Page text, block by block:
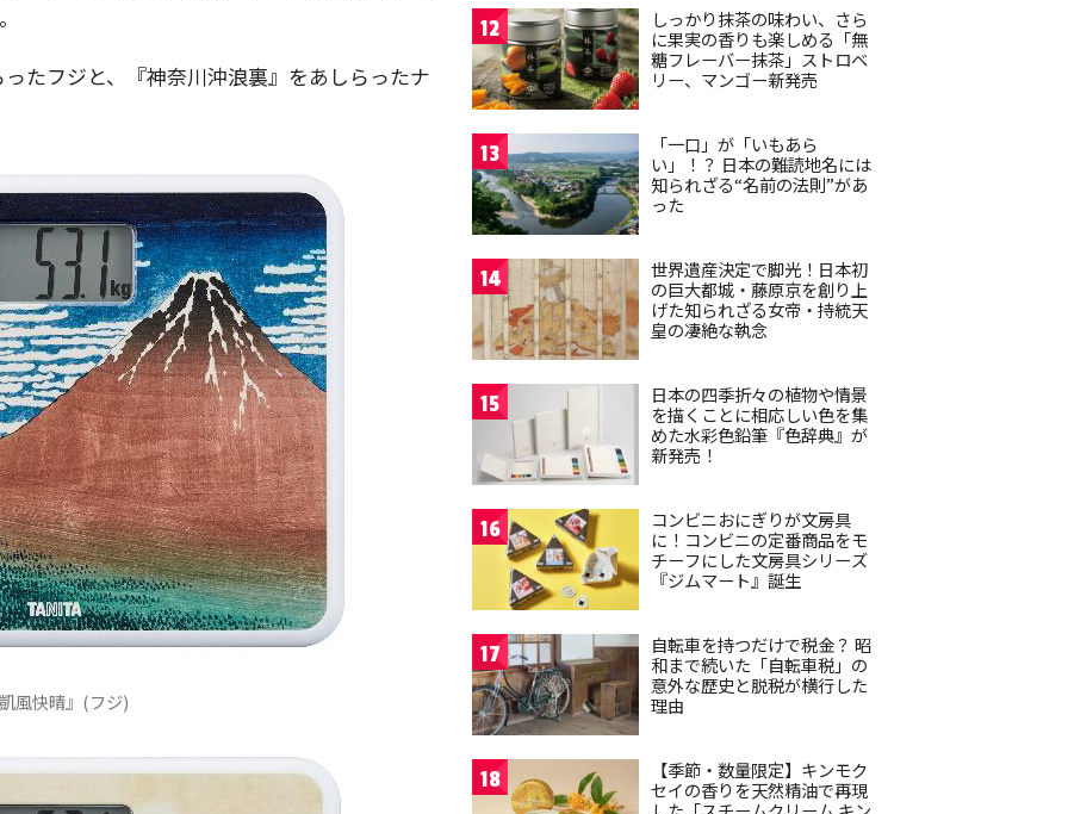
たフジと、『神奈川沖浪裏』をあしらったナ
風快晴』(フジ)
12
しっかり抹茶の味わい、さら
に果実の香りも楽しめる「無
糖フレーバー抹茶」ストロベ
リー、マンゴー新発売
13
「一口」が「いもあら
い」！？ 日本の難読地名には
知られざる“名前の法則”があ
った
14
世界遺産決定で脚光！日本初
の巨大都城・藤原京を創り上
げた知られざる女帝・持統天
皇の凄絶な執念
15
日本の四季折々の植物や情景
を描くことに相応しい色を集
めた水彩色鉛筆『色辞典』が
新発売！
16
コンビニおにぎりが文房具
に！コンビニの定番商品をモ
チーフにした文房具シリーズ
『ジムマート』誕生
17
自転車を持つだけで税金？ 昭
和まで続いた「自転車税」の
意外な歴史と脱税が横行した
理由
18
【季節・数量限定】キンモク
セイの香りを天然精油で再現